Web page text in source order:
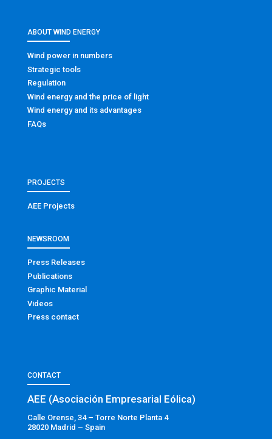
ABOUT WIND ENERGY
Wind power in numbers
Strategic tools
Regulation
Wind energy and the price of light
Wind energy and its advantages
FAQs
PROJECTS
AEE Projects
NEWSROOM
Press Releases
Publications
Graphic Material
Videos
Press contact
CONTACT
AEE (Asociación Empresarial Eólica)
Calle Orense, 34 – Torre Norte Planta 4
28020 Madrid – Spain